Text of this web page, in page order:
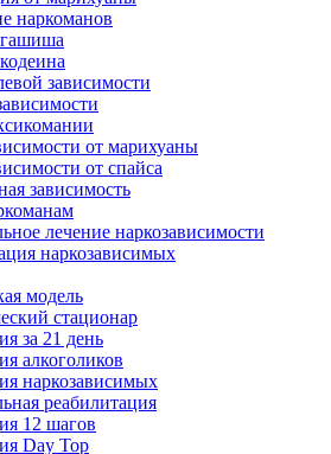
наркоманов
зависимости
от марихуаны
от спайса
зависимость
лечение наркозависимости
наркозависимых
модель
стационар
за 21 день
алкоголиков
наркозависимых
реабилитация
12 шагов
Day Top